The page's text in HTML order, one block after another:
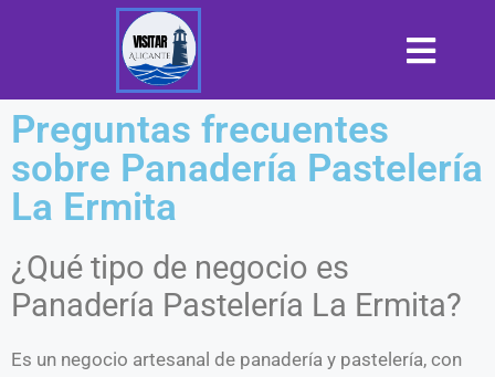
Preguntas frecuentes
sobre Panadería Pastelería
La Ermita
¿Qué tipo de negocio es
Panadería Pastelería La Ermita?
Es un negocio artesanal de panadería y pastelería, con